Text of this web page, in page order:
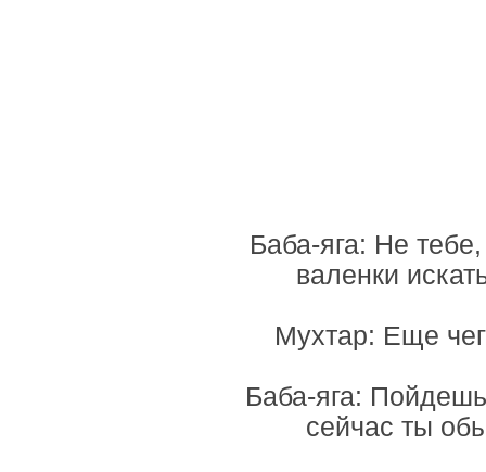
Баба-яга: Не
валенки
Мухтар: Еще
Баба-яга:
сейчас ты